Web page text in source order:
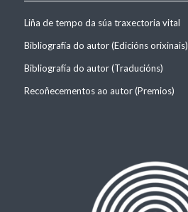
Liña de tempo da súa traxectoria vital
Bibliografía do autor (Edicións orixinais)
Bibliografía do autor (Traducións)
Recoñecementos ao autor (Premios)